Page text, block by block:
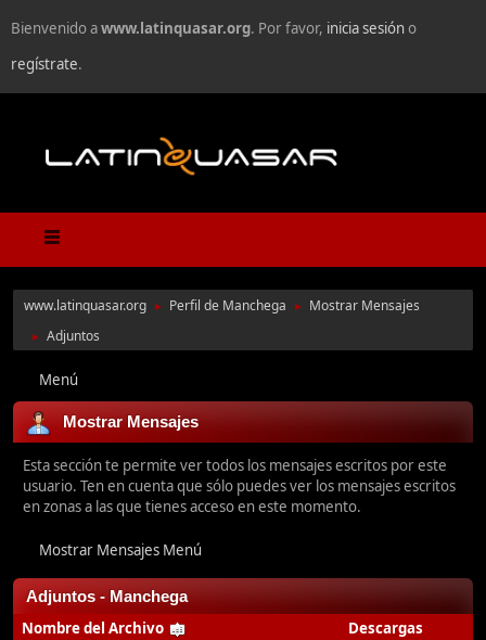
Bienvenido awww.latinquasar.org. Por favor, inicia sesióno
regístrate.
www.latinquasar.org ► Perfil de Manchega ► Mostrar Mensajes
► Adjuntos
Menú
Mostrar Mensajes
Esta sección te permite ver todos los mensajes escritos por este
usuario. Ten en cuenta que sólo puedes ver los mensajes escritos
en zonas a las que tienes acceso en este momento.
Mostrar Mensajes Menú
Adjuntos - Manchega
Nombre del Archivo
Descargas